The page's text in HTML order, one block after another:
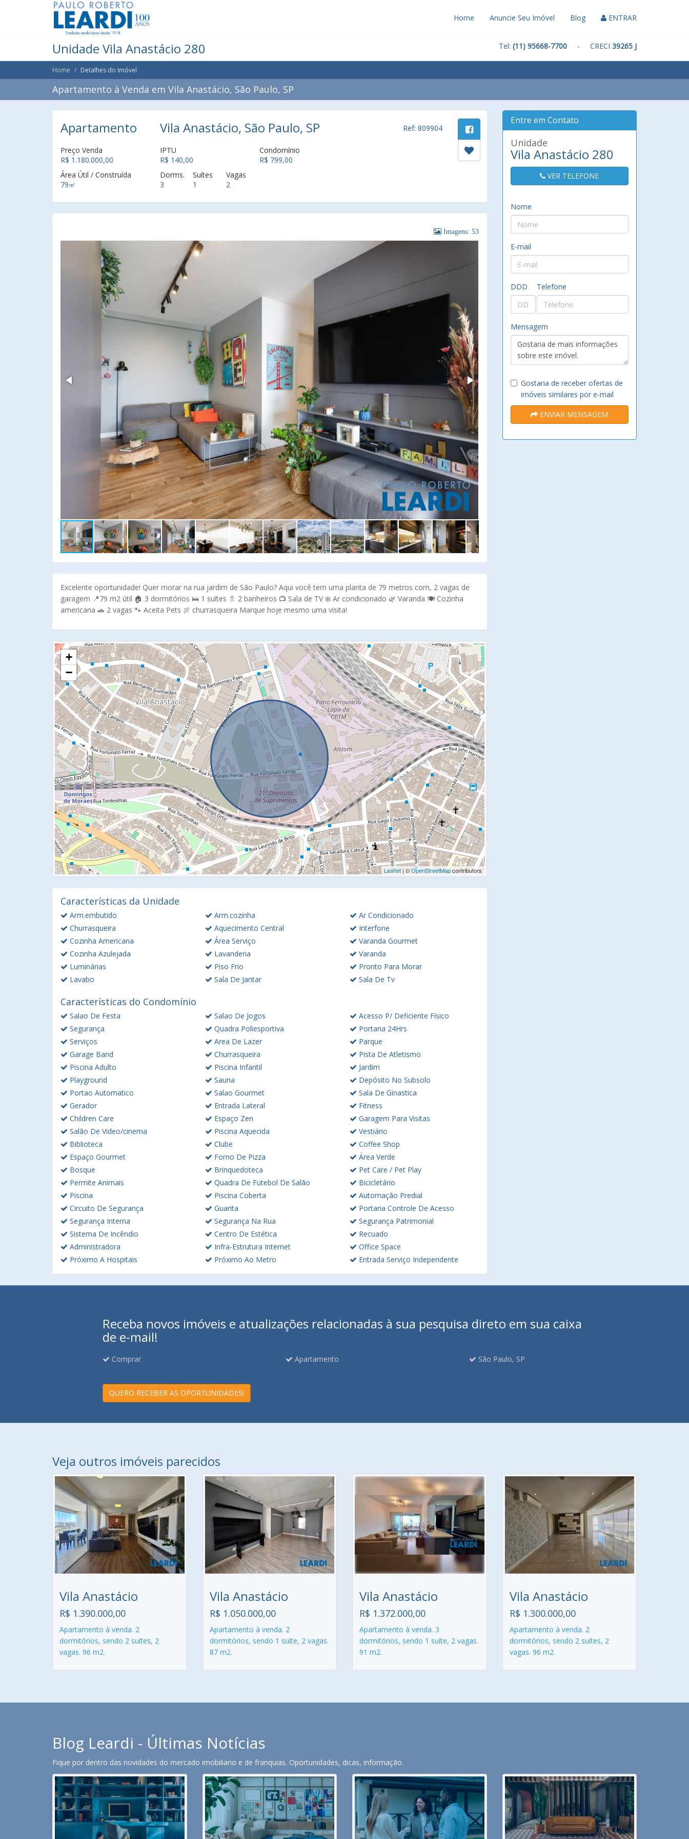
Home Anuncie Seu Imóvel Blog ENTRAR
Unidade Vila Anastácio 280 Tel: (11) 95668-7700 - CRECI 39265 J
Home Detalhes do Imóvel
Apartamento à Venda em Vila Anastácio, São Paulo, SP
Apartamento Vila Anastácio, São Paulo, SP Ref: 809904
Preço Venda
R$ 1.180.000,00
IPTU
R$ 140,00
Condomínio
R$ 799,00
Área Útil / Construída
79㎡
Dorms.
3
Suítes
1
Vagas
2
Imagens: 53
Excelente oportunidade! Quer morar na rua jardim de São Paulo? Aqui você tem uma planta de 79 metros com, 2 vagas de
garagem 📍79 m2 útil 🏠 3 dormitórios 🛌 1 suítes 🚿 2 banheiros 📺 Sala de TV ❄️ Ar condicionado 🌿 Varanda 🍽️ Cozinha
americana 🚗 2 vagas 🐾 Aceita Pets 🍖 churrasqueira Marque hoje mesmo uma visita!
+
−
Leaflet| ©OpenStreetMapcontributors
Características da Unidade
Arm.embutido Arm.cozinha
Ar Condicionado
Churrasqueira
Aquecimento Central
Interfone
Cozinha Americana
Área Serviço
Varanda Gourmet
Cozinha Azulejada
Lavanderia
Varanda
Luminárias
Piso Frio
Pronto Para Morar
Lavabo
Sala De Jantar Sala De Tv
Características do Condomínio
Salao De Festa Salao De Jogos
Acesso P/ Deficiente Físico
Segurança
Quadra Poliesportiva
Portaria 24Hrs
Serviços
Area De Lazer
Parque
Garage Band
Churrasqueira
Pista De Atletismo
Piscina Adulto
Piscina Infantil
Jardim
Playground
Sauna
Depósito No Subsolo
Portao Automatico
Salao Gourmet
Sala De Ginastica
Gerador
Entrada Lateral
Fitness
Children Care
Espaço Zen
Garagem Para Visitas
Salão De Video/cinema
Piscina Aquecida
Vestiário
Biblioteca
Clube
Coffee Shop
Espaço Gourmet
Forno De Pizza
Área Verde
Bosque
Brinquedoteca
Pet Care / Pet Play
Permite Animais
Quadra De Futebol De Salão
Bicicletário
Piscina
Piscina Coberta
Automação Predial
Circuito De Segurança
Guarita
Portaria Controle De Acesso
Segurança Interna
Segurança Na Rua
Segurança Patrimonial
Sistema De Incêndio
Centro De Estética
Recuado
Administradora
Infra-Estrutura Internet
Office Space
Próximo A Hospitais
Próximo Ao Metro Entrada Serviço Independente
Entre em Contato
Unidade
Vila Anastácio 280
VER TELEFONE
Nome
E-mail
DDD Telefone
Mensagem
Gostaria de receber ofertas de
imóveis similares por e-mail
ENVIAR MENSAGEM
Receba novos imóveis e atualizações relacionadas à sua pesquisa direto em sua caixa
de e-mail!
Comprar Apartamento São Paulo, SP
QUERO RECEBER AS OPORTUNIDADES!
Veja outros imóveis parecidos
Vila Anastácio
R$ 1.390.000,00
Apartamento à venda. 2
dormitórios, sendo 2 suítes, 2
vagas. 96 m2.
Vila Anastácio
R$ 1.050.000,00
Apartamento à venda. 2
dormitórios, sendo 1 suíte, 2 vagas.
87 m2.
Vila Anastácio
R$ 1.372.000,00
Apartamento à venda. 3
dormitórios, sendo 1 suíte, 2 vagas.
91 m2.
Vila Anastácio
R$ 1.300.000,00
Apartamento à venda. 2
dormitórios, sendo 2 suítes, 2
vagas. 96 m2.
Blog Leardi - Últimas Notícias
Fique por dentro das novidades do mercado imobiliario e de franquias. Oportunidades, dicas, informação.